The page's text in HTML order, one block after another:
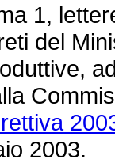
1,
del
2003.